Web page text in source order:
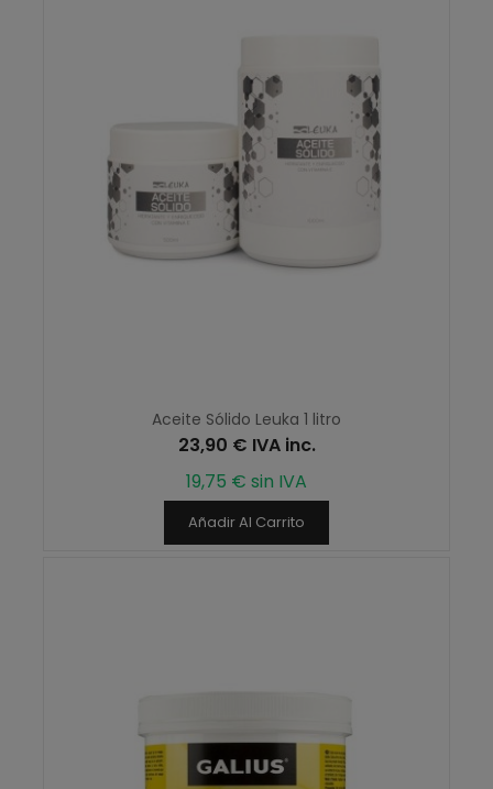
Aceite Sólido Leuka 1 litro
23,90 € IVA inc.
19,75 € sin IVA
Añadir Al Carrito